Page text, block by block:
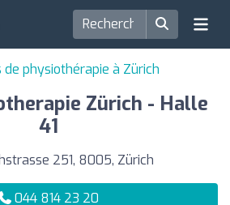
de physiothérapie à Zürich
Zürich - Halle
41
251, 8005, Zürich
044 814 23 20